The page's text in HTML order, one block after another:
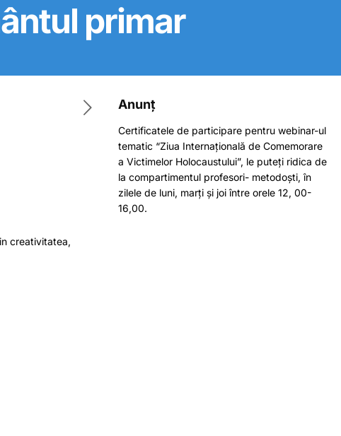
primar
creativitatea,
Anunț
Certificatele de participare pentru webinar-ul
tematic “Ziua Internațională de Comemorare
a Victimelor Holocaustului”, le puteți ridica de
la compartimentul profesori- metodoști, în
zilele de luni, marți și joi între orele 12, 00-
16,00.